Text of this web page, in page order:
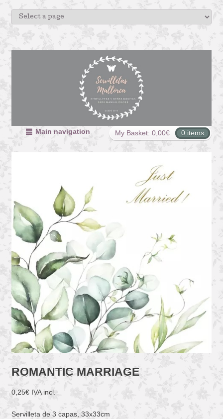
My Basket: 0,00€ 0 items
Main navigation
ROMANTIC MARRIAGE
0,25€ IVA incl.
Servilleta de 3 capas, 33x33cm